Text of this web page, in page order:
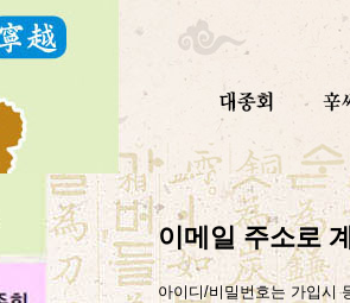
이메일 주소로
아이디/비밀번호는 가입시